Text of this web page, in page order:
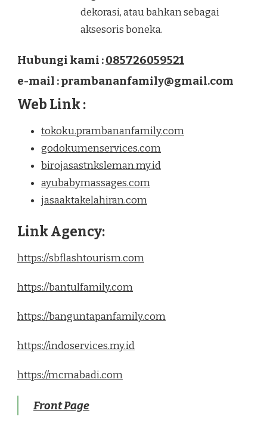
dekorasi, atau bahkan sebagai
aksesoris boneka.
Hubungi kami :085726059521
e-mail : prambananfamily@gmail.com
Web Link :
tokoku.prambananfamily.com
godokumenservices.com
birojasastnksleman.my.id
ayubabymassages.com
jasaaktakelahiran.com
Link Agency:
https://sbflashtourism.com
https://bantulfamily.com
https://banguntapanfamily.com
https://indoservices.my.id
https://mcmabadi.com
Front Page